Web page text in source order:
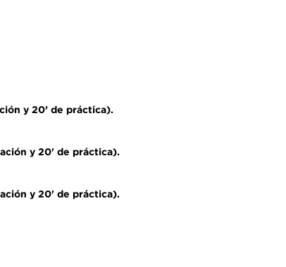
y 20’ de práctica).
y 20' de práctica).
y 20' de práctica).